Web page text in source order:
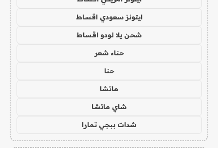
ايتونز سعودي اقساط
شحن يلا لودو اقساط
حناء شعر
حنا
ماتشا
شاي ماتشا
شدات ببجي تمارا